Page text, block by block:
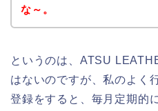
な～。
というのは、ATSU
はないのですが、私のよく
登録をすると、毎月定期的